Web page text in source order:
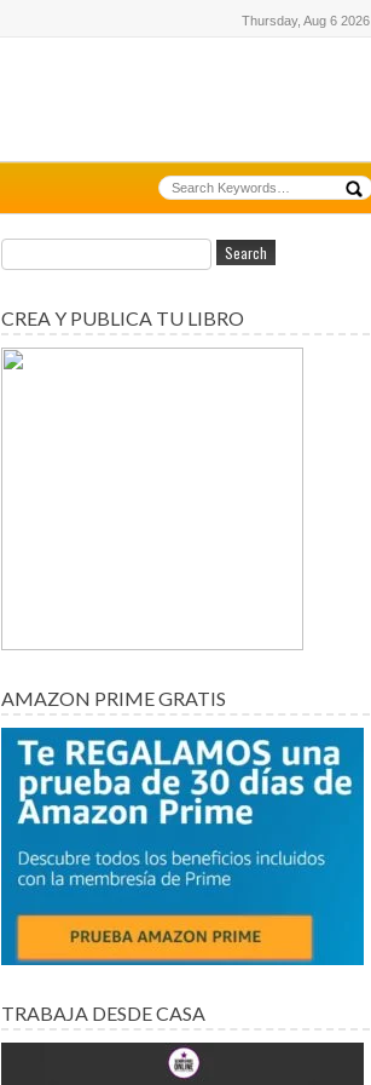
Thursday, Aug 6 2026
CREA Y PUBLICA TU LIBRO
AMAZON PRIME GRATIS
TRABAJA DESDE CASA